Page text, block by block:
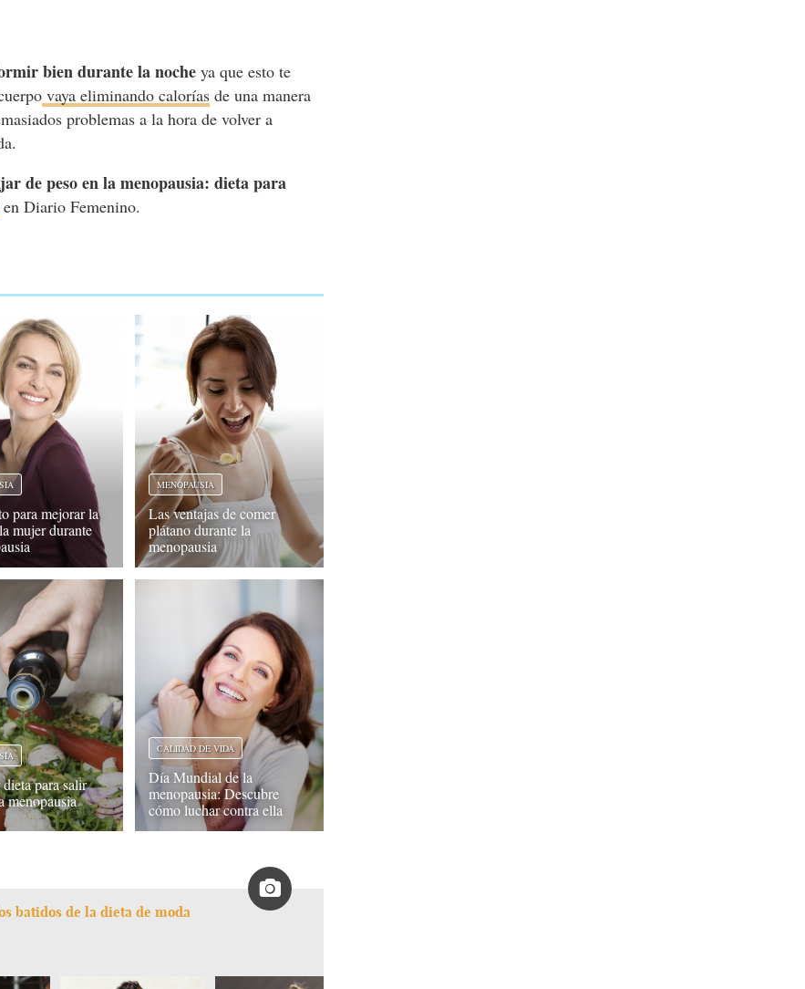
bien durante la noche ya que esto te
vaya eliminando calorías de una manera
problemas a la hora de volver a
de peso en la menopausia: dieta para
en Diario Femenino.
para mejorar la
mujer durante
MENOPAUSIA
Las ventajas de comer
plátano durante la
menopausia
para salir
menopausia
CALIDAD DE VIDA
Día Mundial de la
menopausia: Descubre
cómo luchar contra ella
batidos de la dieta de moda